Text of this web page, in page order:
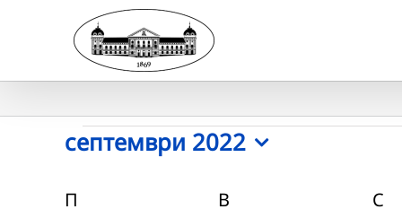
Събития
септември 2022
date.
Календар
П В С